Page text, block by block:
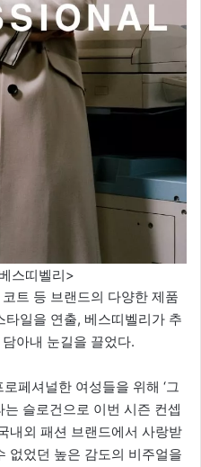
스띠벨리>
트 등 브랜드의 다양한 제품
일을 연출, 베스띠벨리가 추
아내 눈길을 끌었다.
페셔널한 여성들을 위해 ‘그
는 슬로건으로 이번 시즌 컨셉
내외 패션 브랜드에서 사랑받
없었던 높은 감도의 비주얼을